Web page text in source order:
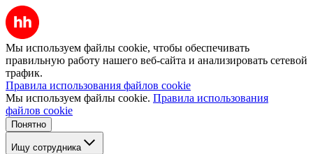
Мы используем файлы cookie, чтобы обеспечивать
правильную работу нашего веб-сайта и анализировать сетевой
трафик.
Правила использования файлов cookie
Мы используем файлы cookie. Правила использования
файлов cookie
Понятно
Ищу сотрудника